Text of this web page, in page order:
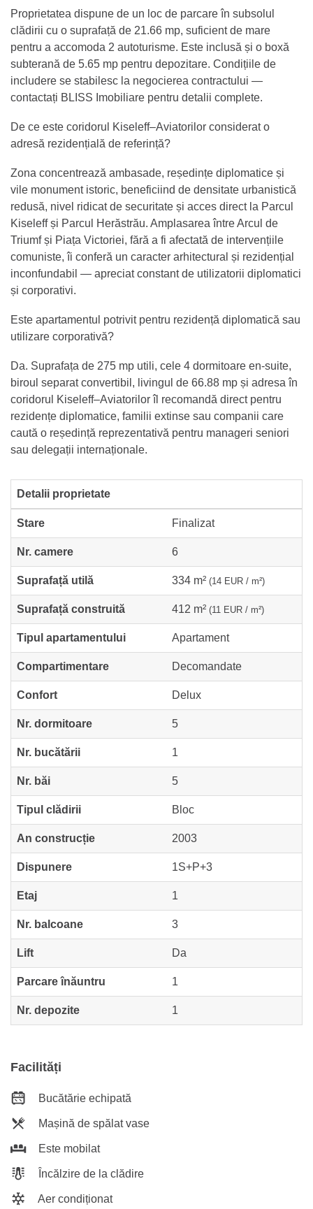
Proprietatea dispune de un loc de parcare în subsolul
clădirii cu o suprafață de 21.66 mp, suficient de mare
pentru a accomoda 2 autoturisme. Este inclusă și o boxă
subterană de 5.65 mp pentru depozitare. Condițiile de
includere se stabilesc la negocierea contractului —
contactați BLISS Imobiliare pentru detalii complete.
De ce este coridorul Kiseleff–Aviatorilor considerat o
adresă rezidențială de referință?
Zona concentrează ambasade, reședințe diplomatice și
vile monument istoric, beneficiind de densitate urbanistică
redusă, nivel ridicat de securitate și acces direct la Parcul
Kiseleff și Parcul Herăstrău. Amplasarea între Arcul de
Triumf și Piața Victoriei, fără a fi afectată de intervențiile
comuniste, îi conferă un caracter arhitectural și rezidențial
inconfundabil — apreciat constant de utilizatorii diplomatici
și corporativi.
Este apartamentul potrivit pentru rezidență diplomatică sau
utilizare corporativă?
Da. Suprafața de 275 mp utili, cele 4 dormitoare en-suite,
biroul separat convertibil, livingul de 66.88 mp și adresa în
coridorul Kiseleff–Aviatorilor îl recomandă direct pentru
rezidențe diplomatice, familii extinse sau companii care
caută o reședință reprezentativă pentru manageri seniori
sau delegații internaționale.
Detalii proprietate
Stare Finalizat
Nr. camere 6
Suprafață utilă 334 m² (14 EUR / m²)
Suprafață construită 412 m² (11 EUR / m²)
Tipul apartamentului Apartament
Compartimentare Decomandate
Confort Delux
Nr. dormitoare 5
Nr. bucătării 1
Nr. băi 5
Tipul clădirii Bloc
An construcție 2003
Dispunere 1S+P+3
Etaj 1
Nr. balcoane 3
Lift Da
Parcare înăuntru 1
Nr. depozite 1
Facilități
Bucătărie echipată
Mașină de spălat vase
Este mobilat
Încălzire de la clădire
Aer condiționat